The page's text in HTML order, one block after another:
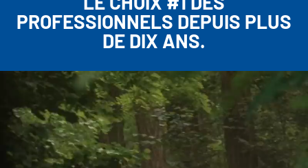
PROFESSIONNELS DEPUIS PLUS
DE DIX ANS.